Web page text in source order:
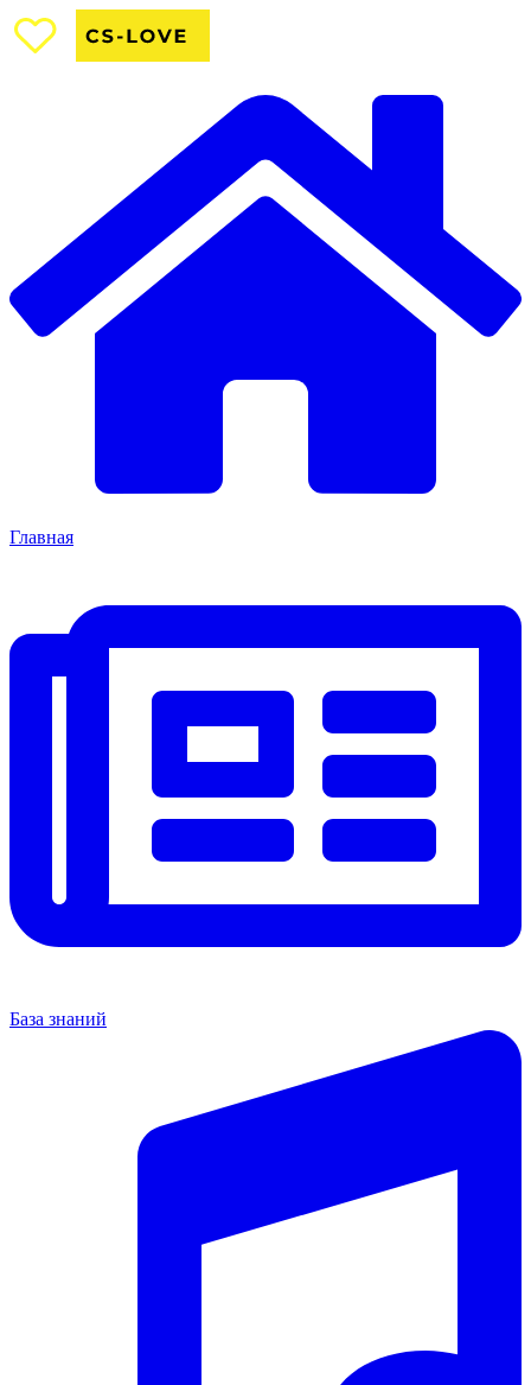
Главная
База знаний